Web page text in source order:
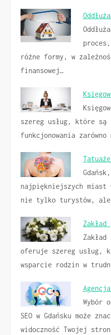
różne formy, w
finansowej…
szereg usług, które są
funkcjonowania
najpiękniejszych miast
nie tylko turystów, ale
Zakład
Zakład
oferuje szereg usług,
wsparcie rodzin w
Wybór
SEO w Gdańsku może
widoczność Twojej